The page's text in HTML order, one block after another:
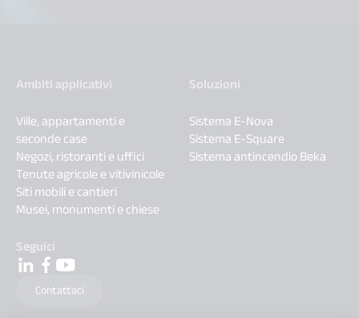
Ambiti applicativi
Ville, appartamenti e
seconde case
Negozi, ristoranti e uffici
Tenute agricole e vitivinicole
Siti mobili e cantieri
Musei, monumenti e chiese
Soluzioni
Sistema E-Nova
Sistema E-Square
Sistema antincendio Beka
Seguici
Contattaci